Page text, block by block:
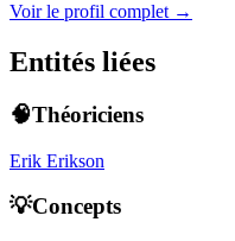
Voir le profil complet →
Entités liées
🧠Théoriciens
Erik Erikson
💡Concepts